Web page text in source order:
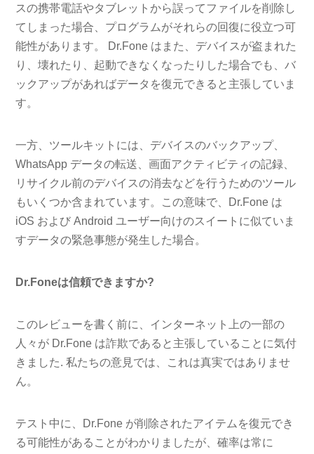
スの携帯電話やタブレットから誤ってファイルを削除し
てしまった場合、プログラムがそれらの回復に役立つ可
能性があります。 Dr.Fone はまた、デバイスが盗まれた
り、壊れたり、起動できなくなったりした場合でも、バ
ックアップがあればデータを復元できると主張していま
す。
一方、ツールキットには、デバイスのバックアップ、
WhatsApp データの転送、画面アクティビティの記録、
リサイクル前のデバイスの消去などを行うためのツール
もいくつか含まれています。この意味で、Dr.Fone は
iOS および Android ユーザー向けのスイートに似ていま
すデータの緊急事態が発生した場合。
Dr.Foneは信頼できますか?
このレビューを書く前に、インターネット上の一部の
人々が Dr.Fone は詐欺であると主張していることに気付
きました. 私たちの意見では、これは真実ではありませ
ん。
テスト中に、Dr.Fone が削除されたアイテムを復元でき
る可能性があることがわかりましたが、確率は常に